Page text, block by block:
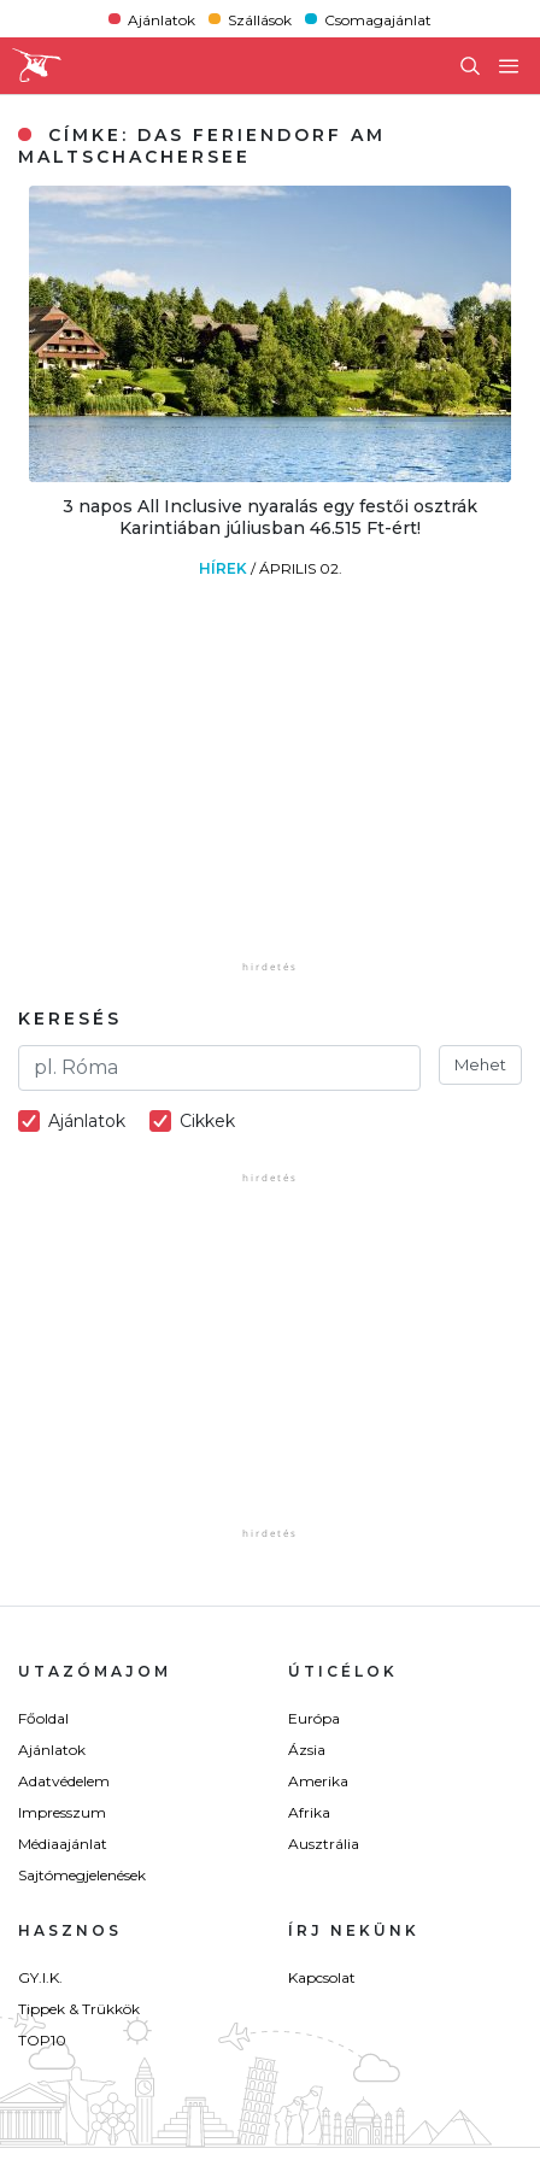
Ajánlatok Szállások Csomagajánlat
CÍMKE: DAS FERIENDORF AM
MALTSCHACHERSEE
3 napos All Inclusive nyaralás egy festői osztrák
Karintiában júliusban 46.515 Ft-ért!
HÍREK /ÁPRILIS 02.
KERESÉS
Mehet
Ajánlatok Cikkek
UTAZÓMAJOM
Főoldal
Ajánlatok
Adatvédelem
Impresszum
Médiaajánlat
Sajtómegjelenések
ÚTICÉLOK
Európa
Ázsia
Amerika
Afrika
Ausztrália
HASZNOS
GY.I.K.
Tippek & Trükkök
TOP10
ÍRJ NEKÜNK
Kapcsolat